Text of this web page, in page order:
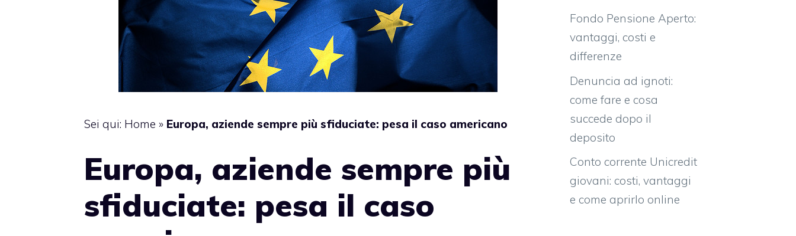
Sei qui: Home » Europa, aziende sempre più sfiduciate: pesa il caso americano
Europa, aziende sempre più
sfiduciate: pesa il caso
Fondo Pensione Aperto:
vantaggi, costi e
differenze
Denuncia ad ignoti:
come fare e cosa
succede dopo il
deposito
Conto corrente Unicredit
giovani: costi, vantaggi
e come aprirlo online